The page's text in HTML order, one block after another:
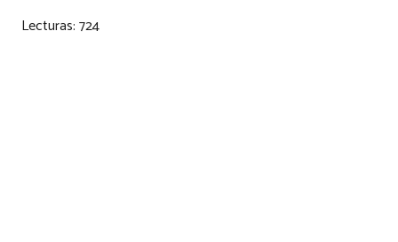
Lecturas:724